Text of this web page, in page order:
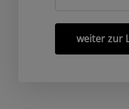
weiter zur